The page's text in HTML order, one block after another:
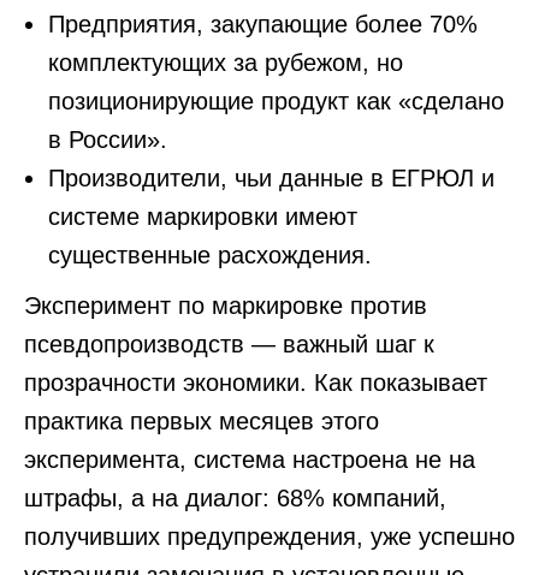
Предприятия, закупающие более 70%
комплектующих за рубежом, но
позиционирующие продукт как «сделано
в России».
Производители, чьи данные в ЕГРЮЛ и
системе маркировки имеют
существенные расхождения.
Эксперимент по маркировке против
псевдопроизводств — важный шаг к
прозрачности экономики. Как показывает
практика первых месяцев этого
эксперимента, система настроена не на
штрафы, а на диалог: 68% компаний,
получивших предупреждения, уже успешно